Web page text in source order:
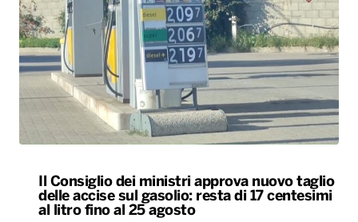
Il Consiglio dei ministri approva nuovo taglio
delle accise sul gasolio: resta di 17 centesimi
al litro fino al 25 agosto